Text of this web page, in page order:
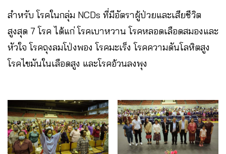
สำหรับ โรคในกลุ่ม NCDs ที่มีอัตราผู้ป่วยและเสียชีวิต
สูงสุด 7 โรค ได้แก่ โรคเบาหวาน โรคหลอดเลือดสมองและ
หัวใจ โรคถุงลมโป่งพอง โรคมะเร็ง โรคความดันโลหิตสูง
โรคไขมันในเลือดสูง และโรคอ้วนลงพุง